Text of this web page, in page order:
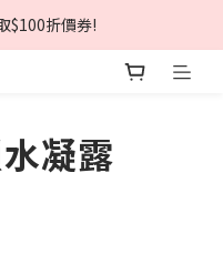
現折$168❗
$100折價券!
現折$168❗
凝露